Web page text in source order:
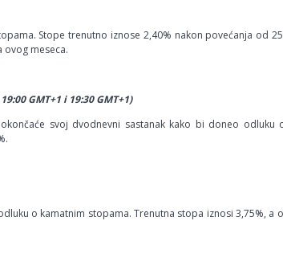
Stope trenutno iznose 2,40% nakon povećanja od
ovog meseca.
GMT+1 i 19:30 GMT+1)
svoj dvodnevni sastanak kako bi doneo odluku
o kamatnim stopama. Trenutna stopa iznosi 3,75%, a